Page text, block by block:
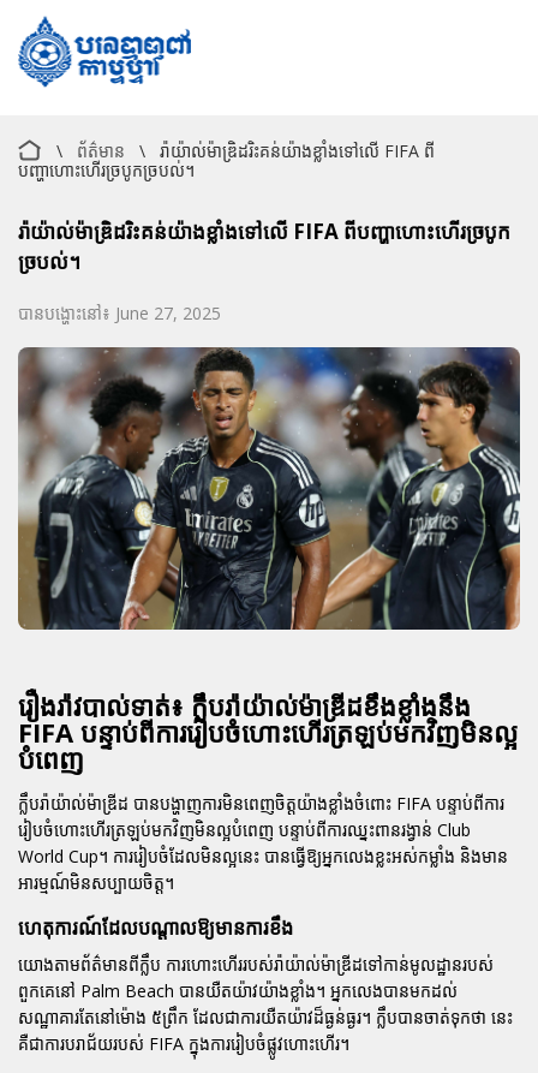
\ ព័ត៌មាន \
រ៉ាយ៉ាល់ម៉ាឌ្រិដរិះគន់យ៉ាងខ្លាំងទៅលើ FIFA ពី
បញ្ហាហោះហើរច្របូកច្របល់។
រ៉ាយ៉ាល់ម៉ាឌ្រិដរិះគន់យ៉ាងខ្លាំងទៅលើ FIFA ពីបញ្ហាហោះហើរច្របូក
ច្របល់។
បានបង្ហោះនៅ៖ June 27, 2025
រឿងរ៉ាវបាល់ទាត់៖ ក្លឹបរ៉ាយ៉ាល់ម៉ាឌ្រីដខឹងខ្លាំងនឹង
FIFA បន្ទាប់ពីការរៀបចំហោះហើរត្រឡប់មកវិញមិនល្អ
បំពេញ
ក្លឹបរ៉ាយ៉ាល់ម៉ាឌ្រីដ បានបង្ហាញការមិនពេញចិត្តយ៉ាងខ្លាំងចំពោះ FIFA បន្ទាប់ពីការ
រៀបចំហោះហើរត្រឡប់មកវិញមិនល្អបំពេញ បន្ទាប់ពីការឈ្នះពានរង្វាន់ Club
World Cup។ ការរៀបចំដែលមិនល្អនេះ បានធ្វើឱ្យអ្នកលេងខ្លះអស់កម្លាំង និងមាន
អារម្មណ៍មិនសប្បាយចិត្ត។
ហេតុការណ៍ដែលបណ្តាលឱ្យមានការខឹង
យោងតាមព័ត៌មានពីក្លឹប ការហោះហើររបស់រ៉ាយ៉ាល់ម៉ាឌ្រីដទៅកាន់មូលដ្ឋានរបស់
ពួកគេនៅ Palm Beach បានយឺតយ៉ាវយ៉ាងខ្លាំង។ អ្នកលេងបានមកដល់
សណ្ឋាគារតែនៅម៉ោង ៥ព្រឹក ដែលជាការយឺតយ៉ាវដ៏ធ្ងន់ធ្ងរ។ ក្លឹបបានចាត់ទុកថា នេះ
គឺជាការបរាជ័យរបស់ FIFA ក្នុងការរៀបចំផ្លូវហោះហើរ។